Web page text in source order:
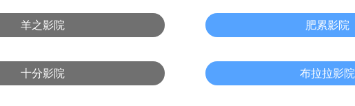
羊之影院 肥累影院
十分影院 布拉拉影院